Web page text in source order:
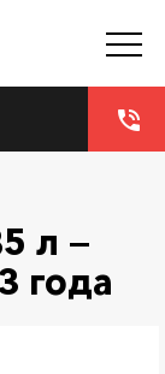
phone_in_talk
л —
года